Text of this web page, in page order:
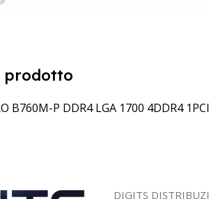
prodotto
B760M-P DDR4 LGA 1700 4DDR4
DIGITS